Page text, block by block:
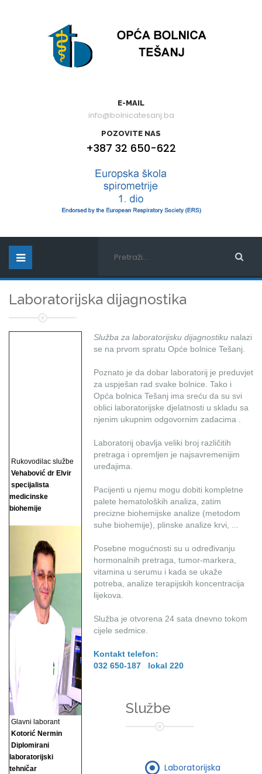
E-MAIL
info@bolnicatesanj.ba
POZOVITE NAS
+387 32 650-622
Laboratorijska dijagnostika
Rukovodilac službe
Vehabović dr Elvir
specijalista
medicinske
biohemije
Glavni laborant
Kotorić Nermin
Diplomirani
laboratorijski
tehničar
Služba za laboratorijsku dijagnostiku nalazi
se na prvom spratu Opće bolnice Tešanj.
Poznato je da dobar laboratorij je preduvjet
za uspješan rad svake bolnice. Tako i
Opća bolnica Tešanj ima sreću da su svi
oblici laboratorijske djelatnosti u skladu sa
njenim ukupnim odgovornim zadacima .
Laboratorij obavlja veliki broj različitih
pretraga i opremljen je najsavremenijim
uređajima.
Pacijenti u njemu mogu dobiti kompletne
palete hematoloških analiza, zatim
precizne biohemijske analize (metodom
suhe biohemije), plinske analize krvi, ...
Posebne mogućnosti su u određivanju
hormonalnih pretraga, tumor-markera,
vitamina u serumu i kada se ukaže
potreba, analize terapijskih koncentracija
lijekova.
Služba je otvorena 24 sata dnevno tokom
cijele sedmice.
Kontakt telefon:
032 650-187 lokal 220
Službe
Laboratorijska